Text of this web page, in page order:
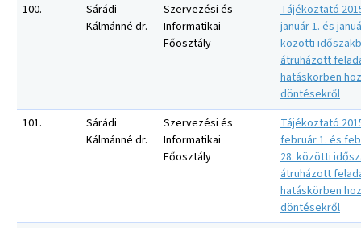
100.
Sárádi
Kálmánné dr.
Szervezési és
Informatikai
Főosztály
Tájékoztató
január 1. és
közötti
átruházott
hatáskörben
döntésekről
101.
Sárádi
Kálmánné dr.
Szervezési és
Informatikai
Főosztály
Tájékoztató
február 1. és
28. közötti
átruházott
hatáskörben
döntésekről